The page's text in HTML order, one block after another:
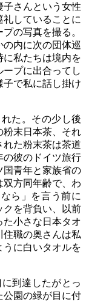
さんという女性
していることに
の写真を撮る。
の内に次の団体巡
私たちは境内を
プに出合ってし
子で私に話し掛け
た。その少し後
粉末日本茶、それ
れた粉末茶は茶道
の彼のドイツ旅行
国青年と家族省の
方同年齢で、わ
ら」を言う前に
クを背負い、以前
た小さな日本タオ
住職の奥さんは私
うに白いタオルを
到達したがとっ
公園の緑が目に付